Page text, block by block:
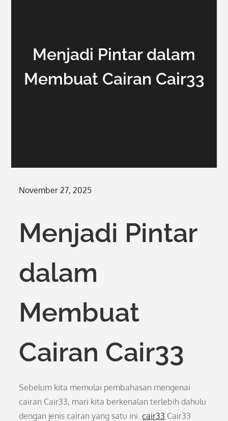
Menjadi Pintar dalam
Membuat Cairan Cair33
Posted
November 27, 2025
Menjadi Pintar
dalam
Membuat
Cairan Cair33
Sebelum kita memulai pembahasan mengenai
cairan Cair33, mari kita berkenalan terlebih dahulu
dengan jenis cairan yang satu ini.cair33 Cair33